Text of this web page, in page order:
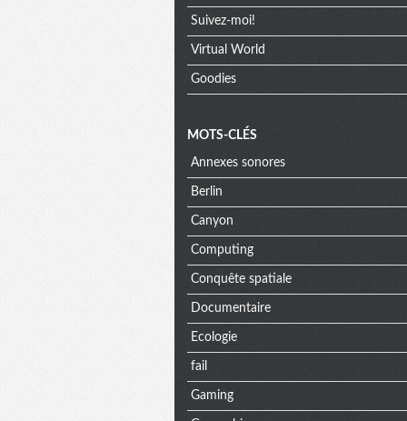
Suivez-moi!
Virtual World
Goodies
MOTS-CLÉS
Annexes sonores
Berlin
Canyon
Computing
Conquête spatiale
Documentaire
Ecologie
fail
Gaming